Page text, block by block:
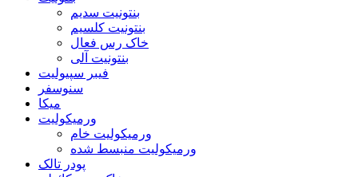
بنتونیت سدیم
بنتونیت کلسیم
خاک رس فعال
بنتونیت آلی
فیبر سپیولیت
سنوسفر
میکا
ورمیکولیت
ورمیکولیت خام
ورمیکولیت منبسط شده
پودر تالک